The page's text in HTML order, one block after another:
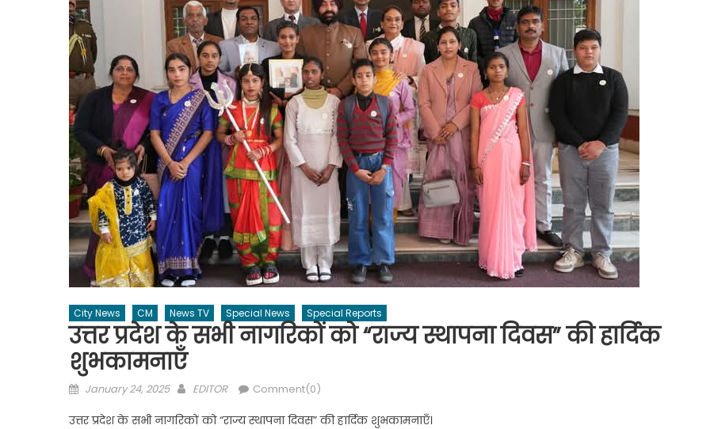
City News CM News TV Special News Special Reports
उत्तर प्रदेश के सभी नागरिकों को “राज्य स्थापना दिवस” की हार्दिक
शुभकामनाएँ
Posted
January 24, 2025 Author
EDITOR Comment(0)
उत्तर प्रदेश के सभी नागरिकों को “राज्य स्थापना दिवस” की हार्दिक शुभकामनाएँ।